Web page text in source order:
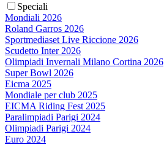
Speciali
Mondiali 2026
Roland Garros 2026
Sportmediaset Live Riccione 2026
Scudetto Inter 2026
Olimpiadi Invernali Milano Cortina 2026
Super Bowl 2026
Eicma 2025
Mondiale per club 2025
EICMA Riding Fest 2025
Paralimpiadi Parigi 2024
Olimpiadi Parigi 2024
Euro 2024